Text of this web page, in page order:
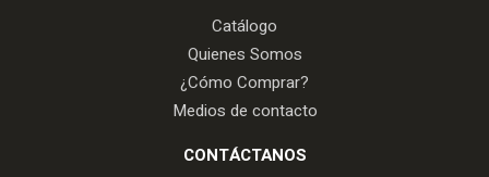
Catálogo
Quienes Somos
¿Cómo Comprar?
Medios de contacto
CONTÁCTANOS